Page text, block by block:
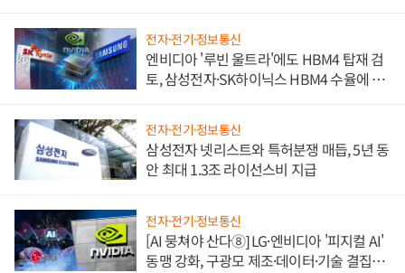
전자·전기·정보통신
엔비디아 '루빈 울트라'에도 HBM4 탑재 검
토, 삼성전자·SK하이닉스 HBM4 수율에 주
전자·전기·정보통신
삼성전자 넷리스트와 특허분쟁 매듭, 5년 동
안 최대 1.3조 라이선스비 지급
전자·전기·정보통신
[AI 뭉쳐야 산다⑧] LG·엔비디아 '피지컬 AI'
동맹 강화, 구광모 제조·데이터·기술 결집